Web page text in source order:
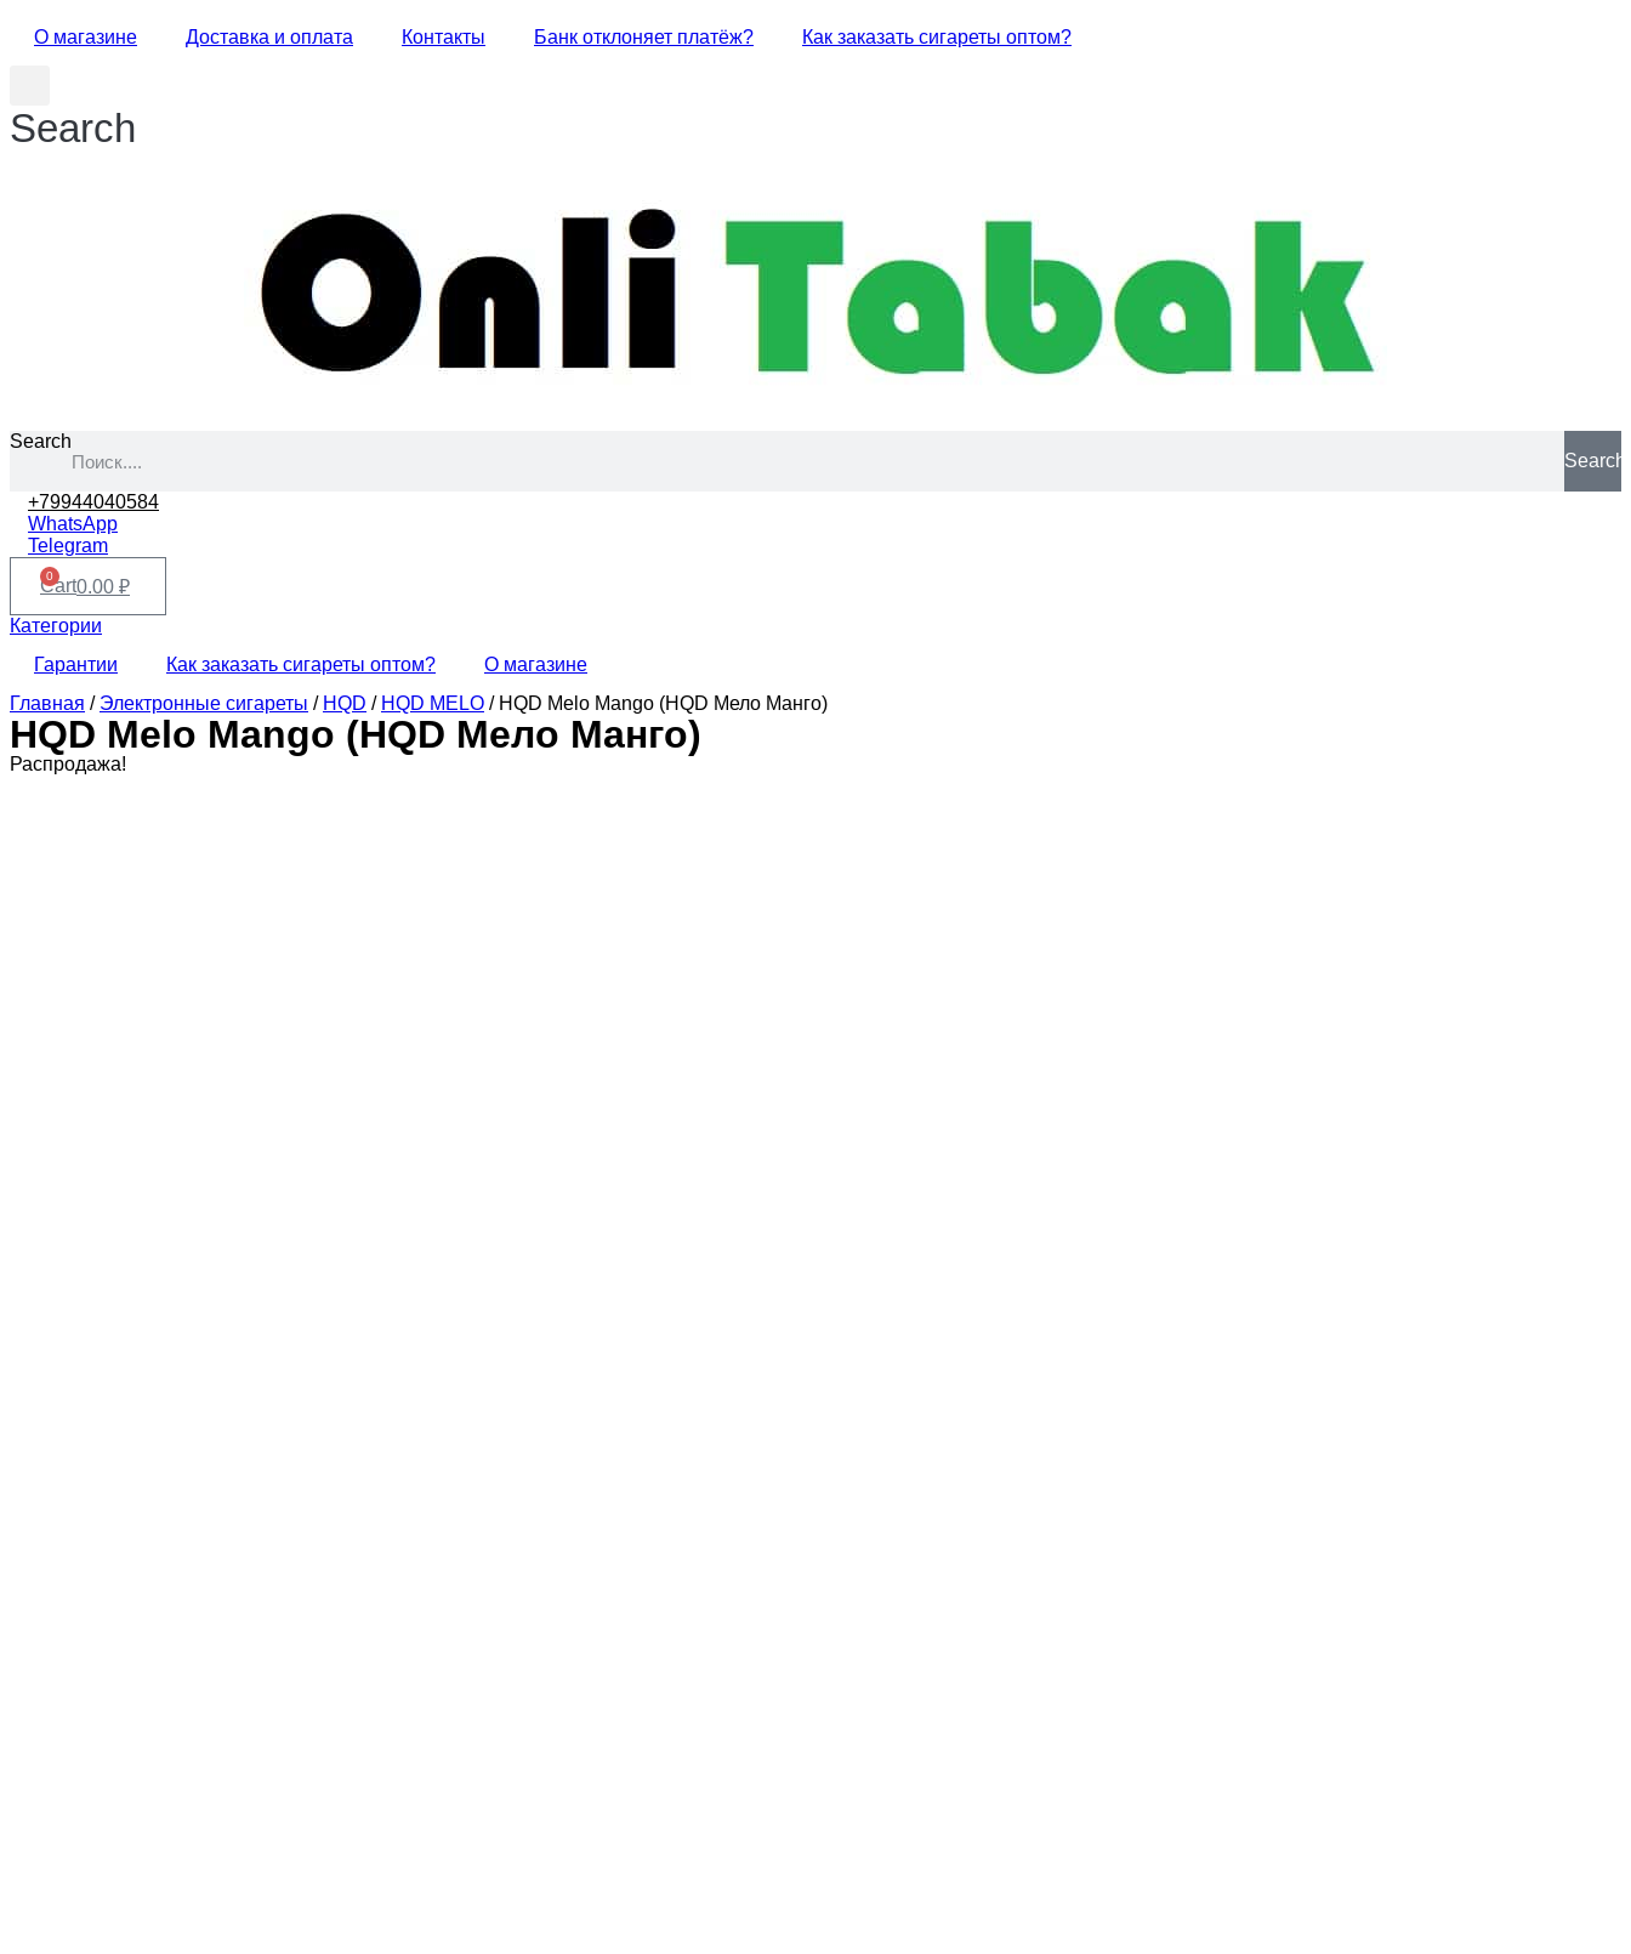
О магазине Доставка и оплата Контакты Банк отклоняет платёж? Как заказать сигареты оптом?
Search
Search
Search
+79944040584
WhatsApp
Telegram
0.00 ₽
0
Cart
Категории
Гарантии
Как заказать сигареты оптом?
О магазине
Главная / Электронные сигареты / HQD / HQD MELO / HQD Melo Mango (HQD Мело Манго)
HQD Melo Mango (HQD Мело Манго)
Распродажа!